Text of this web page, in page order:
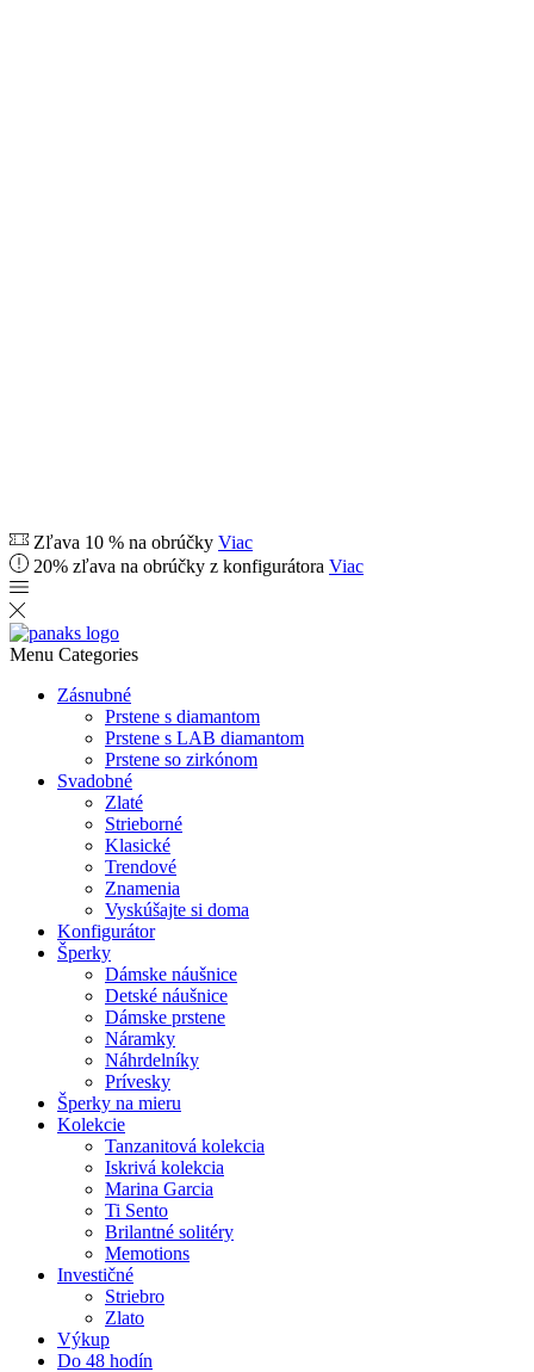
Zľava 10 % na obrúčky Viac
20% zľava na obrúčky z konfigurátora Viac
Menu Categories
Zásnubné
Prstene s diamantom
Prstene s LAB diamantom
Prstene so zirkónom
Svadobné
Zlaté
Strieborné
Klasické
Trendové
Znamenia
Vyskúšajte si doma
Konfigurátor
Šperky
Dámske náušnice
Detské náušnice
Dámske prstene
Náramky
Náhrdelníky
Prívesky
Šperky na mieru
Kolekcie
Tanzanitová kolekcia
Iskrivá kolekcia
Marina Garcia
Ti Sento
Brilantné solitéry
Memotions
Investičné
Striebro
Zlato
Výkup
Do 48 hodín